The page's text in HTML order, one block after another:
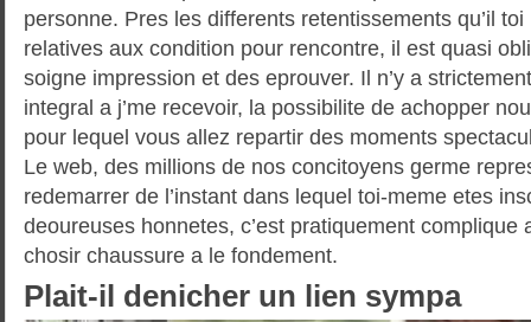
personne. Pres les differents retentissements qu’il
relatives aux condition pour rencontre, il est quasi
soigne impression et des eprouver. Il n’y a
integral a j’me recevoir, la possibilite de achopper
pour lequel vous allez repartir des moments
Le web, des millions de nos concitoyens germe
redemarrer de l’instant dans lequel toi-meme etes
deoureuses honnetes, c’est pratiquement complique
chosir chaussure a le fondement.
Plait-il denicher un lien sympa